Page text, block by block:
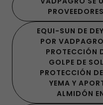
EQUI-SUN DE
POR
PROTECCIÓN
GOLPE DE
PROTECCIÓN
YEMA Y
ALMIDÓN